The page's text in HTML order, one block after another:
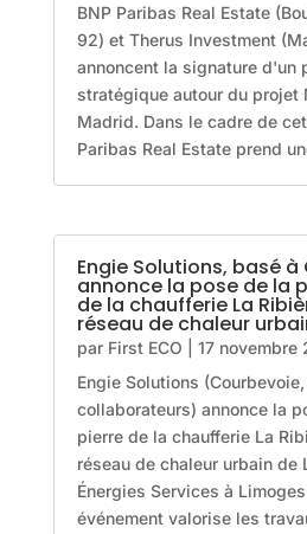
BNP Paribas Real Estate
92) et Therus Investment
annoncent la signature d'un
stratégique autour du projet
Madrid. Dans le cadre de
Paribas Real Estate prend
Engie Solutions, basé
annonce la pose de la
de la chaufferie La
réseau de chaleur
par First ECO
17 novembre
Engie Solutions
collaborateurs) annonce la
pierre de la chaufferie La
réseau de chaleur urbain de
Énergies Services à
événement valorise les